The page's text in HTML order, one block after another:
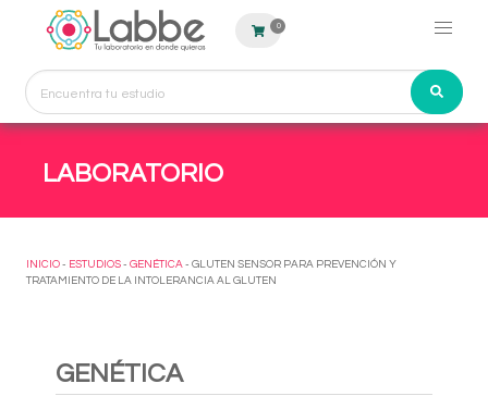
0
LABORATORIO
INICIO - ESTUDIOS - GENÉTICA - GLUTEN SENSOR PARA PREVENCIÓN Y
TRATAMIENTO DE LA INTOLERANCIA AL GLUTEN
GENÉTICA